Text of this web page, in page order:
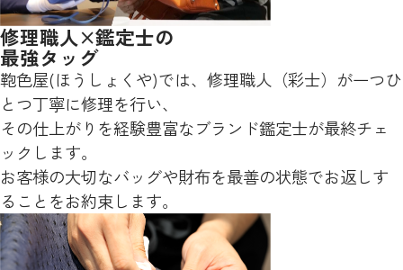
修理職人×鑑定士の
最強タッグ
鞄色屋(ほうしょくや)では、修理職人（彩士）が一つひ
とつ丁寧に修理を行い、
その仕上がりを経験豊富なブランド鑑定士が最終チェ
ックします。
お客様の大切なバッグや財布を最善の状態でお返しす
ることをお約束します。